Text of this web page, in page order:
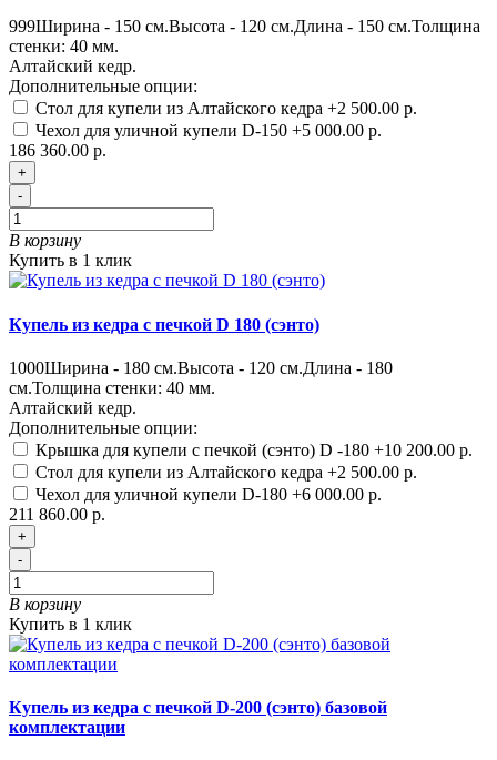
999Ширина - 150 см.Высота - 120 см.Длина - 150 см.Толщина
стенки: 40 мм.
Алтайский кедр.
Дополнительные опции:
Стол для купели из Алтайского кедра +2 500.00 р.
Чехол для уличной купели D-150 +5 000.00 р.
186 360.00 р.
+
-
В корзину
Купить в 1 клик
Купель из кедра с печкой D 180 (сэнто)
1000Ширина - 180 см.Высота - 120 см.Длина - 180
см.Толщина стенки: 40 мм.
Алтайский кедр.
Дополнительные опции:
Крышка для купели с печкой (сэнто) D -180 +10 200.00 р.
Стол для купели из Алтайского кедра +2 500.00 р.
Чехол для уличной купели D-180 +6 000.00 р.
211 860.00 р.
+
-
В корзину
Купить в 1 клик
Купель из кедра с печкой D-200 (сэнто) базовой
комплектации